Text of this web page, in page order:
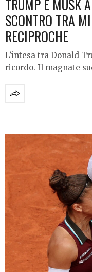
TRUMP E MUSK
SCONTRO TRA
RECIPROCHE
L’intesa tra Donald
ricordo. Il magnate